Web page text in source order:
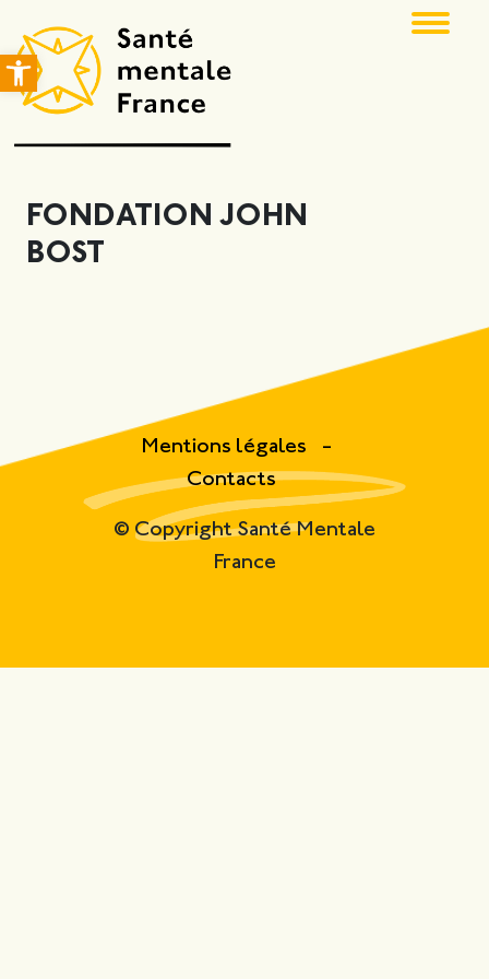
Ouvrir la barre d’outils
FONDATION JOHN
BOST
Mentions légales
Contacts
© Copyright Santé Mentale
France